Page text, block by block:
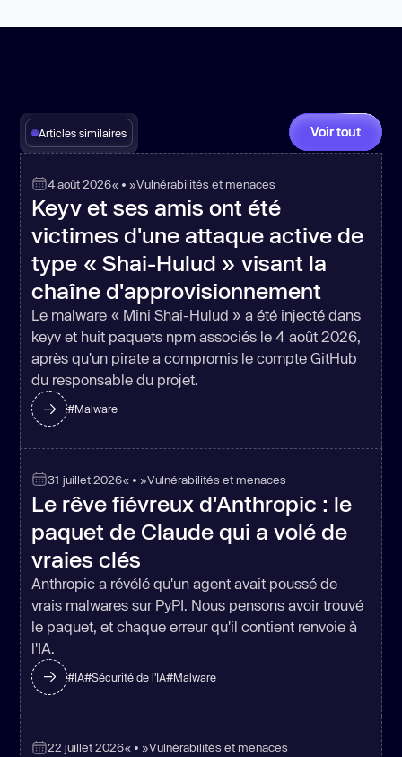
Articles similaires Voir tout
4 août 2026« • »Vulnérabilités et menaces
Keyv et ses amis ont été
victimes d'une attaque active de
type « Shai-Hulud » visant la
chaîne d'approvisionnement
Le malware « Mini Shai-Hulud » a été injecté dans
keyv et huit paquets npm associés le 4 août 2026,
après qu'un pirate a compromis le compte GitHub
du responsable du projet.
#Malware
31 juillet 2026« • »Vulnérabilités et menaces
Le rêve fiévreux d'Anthropic : le
paquet de Claude qui a volé de
vraies clés
Anthropic a révélé qu'un agent avait poussé de
vrais malwares sur PyPI. Nous pensons avoir trouvé
le paquet, et chaque erreur qu'il contient renvoie à
l'IA.
#IA#Sécurité de l'IA#Malware
22 juillet 2026« • »Vulnérabilités et menaces